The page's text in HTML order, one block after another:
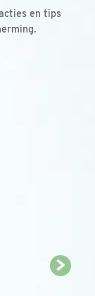
en tips